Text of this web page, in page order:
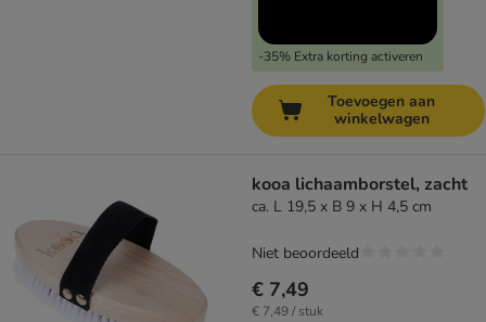
-35% Extra korting activeren
Toevoegen aan
winkelwagen
kooa lichaamborstel, zacht
ca. L 19,5 x B 9 x H 4,5 cm
€ 7,49
€ 7,49 / stuk
Niet beoordeeld